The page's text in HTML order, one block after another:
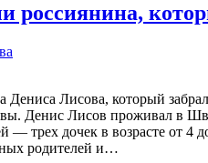
Лисова, который
Денис Лисов проживал в
— трех дочек в возрасте от
родителей и…